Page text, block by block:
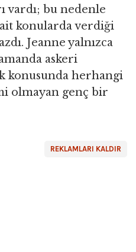
vardı; bu nedenle
konularda verdiği
Jeanne yalnızca
askeri
konusunda herhangi
olmayan genç bir
REKLAMLARI KALDIR